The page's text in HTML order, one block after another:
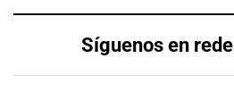
Síguenos en